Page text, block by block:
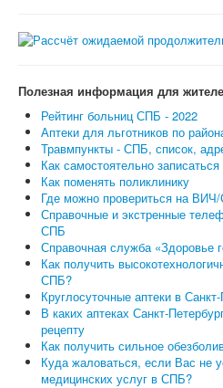
Полезная информация для
Рейтинг больниц СПБ - 2022
Аптеки для льготников по
Травмпункты - СПБ, список,
Как самостоятельно
Как поменять поликлинику
Где можно провериться на
Справочные и экстренные
СПБ
Справочная служба «Здоровье
Как получить
СПБ?
Круглосуточные аптеки в
В каких аптеках Санкт-
рецепту
Как получить сильное
Куда жаловаться, если Вас не
медицинских услуг в СПБ?